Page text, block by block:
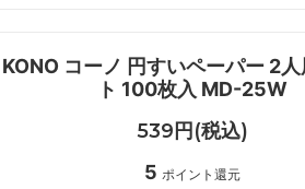
KONO コーノ 円すいペーパー 2人
ト 100枚入 MD-25W
539円(税込)
5 ポイント還元